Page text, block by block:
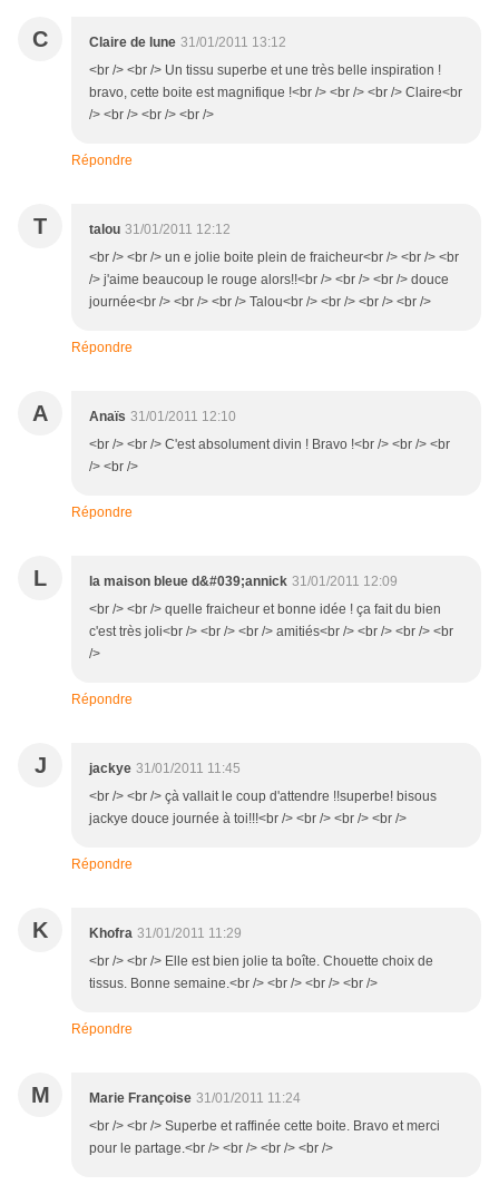
C Claire de lune 31/01/2011 13:12
<br /> <br /> Un tissu superbe et une très belle inspiration !
bravo, cette boite est magnifique !<br /> <br /> <br /> Claire<br
/> <br /> <br /> <br />
Répondre
T talou 31/01/2011 12:12
<br /> <br /> un e jolie boite plein de fraicheur<br /> <br /> <br
/> j'aime beaucoup le rouge alors!!<br /> <br /> <br /> douce
journée<br /> <br /> <br /> Talou<br /> <br /> <br /> <br />
Répondre
A Anaïs 31/01/2011 12:10
<br /> <br /> C'est absolument divin ! Bravo !<br /> <br /> <br
/> <br />
Répondre
L la maison bleue d&#039;annick 31/01/2011 12:09
<br /> <br /> quelle fraicheur et bonne idée ! ça fait du bien
c'est très joli<br /> <br /> <br /> amitiés<br /> <br /> <br /> <br
/>
Répondre
J jackye 31/01/2011 11:45
<br /> <br /> çà vallait le coup d'attendre !!superbe! bisous
jackye douce journée à toi!!!<br /> <br /> <br /> <br />
Répondre
K Khofra 31/01/2011 11:29
<br /> <br /> Elle est bien jolie ta boîte. Chouette choix de
tissus. Bonne semaine.<br /> <br /> <br /> <br />
Répondre
M Marie Françoise 31/01/2011 11:24
<br /> <br /> Superbe et raffinée cette boite. Bravo et merci
pour le partage.<br /> <br /> <br /> <br />